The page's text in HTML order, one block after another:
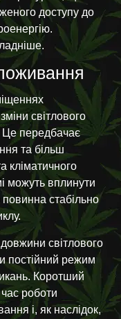
доступу до
світлового
Це передбачає
та більш
кліматичного
можуть вплинути
стабільно
світлового
постійний режим
Коротший
роботи
і, як наслідок,